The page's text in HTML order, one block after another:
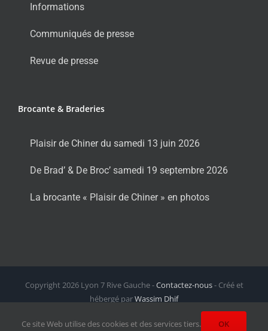
Informations
Communiqués de presse
Revue de presse
Brocante & Braderies
Plaisir de Chiner du samedi 13 juin 2026
De Brad’ & De Broc’ samedi 19 septembre 2026
La brocante « Plaisir de Chiner » en photos
Copyright 2026 Lyon 7 Rive Gauche -Contactez-nous- Créé et
hébergé parWassim Dhif
Facebook
X InstagramLinkedIn
Email
Ce site Web utilise des cookies et des services tiers. OK